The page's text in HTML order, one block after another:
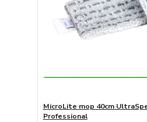
MicroLite mop 40cm
Professional